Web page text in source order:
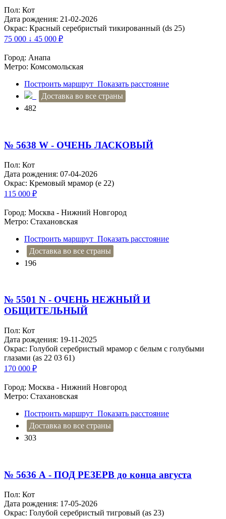
Пол: Кот
Дата рождения: 21-02-2026
Окрас: Красный серебристый тикированный (ds 25)
75 000 ↓ 45 000 ₽
Город: Анапа
Метро: Комсомольская
Построить маршрут Показать расстояние
Доставка во все страны
482
№ 5638 W - ОЧЕНЬ ЛАСКОВЫЙ
Пол: Кот
Дата рождения: 07-04-2026
Окрас: Кремовый мрамор (e 22)
115 000 ₽
Город: Москва - Нижний Новгород
Метро: Стахановская
Построить маршрут Показать расстояние
Доставка во все страны
196
№ 5501 N - ОЧЕНЬ НЕЖНЫЙ И
ОБЩИТЕЛЬНЫЙ
Пол: Кот
Дата рождения: 19-11-2025
Окрас: Голубой серебристый мрамор с белым с голубыми
глазами (as 22 03 61)
170 000 ₽
Город: Москва - Нижний Новгород
Метро: Стахановская
Построить маршрут Показать расстояние
Доставка во все страны
303
№ 5636 А - ПОД РЕЗЕРВ до конца августа
Пол: Кот
Дата рождения: 17-05-2026
Окрас: Голубой серебристый тигровый (as 23)